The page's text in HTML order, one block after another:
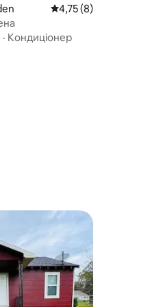
Середня оцінка:
4,75 (8)
· Кондиціонер